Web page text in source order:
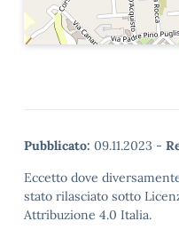
Pubblicato: 09.11.2023 -
Eccetto dove
stato rilasciato sotto
Attribuzione 4.0 Italia.